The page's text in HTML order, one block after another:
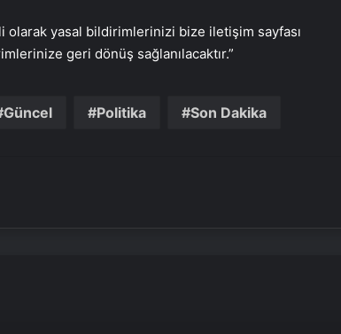
olarak yasal bildirimlerinizi bize iletişim sayfası
geri dönüş sağlanılacaktır.”
Güncel Politika Son Dakika
Serjoy : Dijital Medya Ajansı, Google